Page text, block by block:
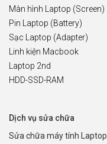
Màn hình Laptop (Screen)
Pin Laptop (Battery)
Sạc Laptop (Adapter)
Linh kiện Macbook
Laptop 2nd
HDD-SSD-RAM
Dịch vụ sửa chữa
Sửa chữa máy tính Laptop